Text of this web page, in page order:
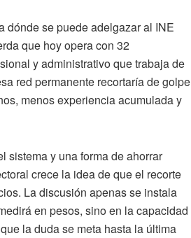
dónde se puede adelgazar al INE
que hoy opera con 32
y administrativo que trabaja de
red permanente recortaría de golpe
menos experiencia acumulada y
sistema y una forma de ahorrar
crece la idea de que el recorte
La discusión apenas se instala
en pesos, sino en la capacidad
la duda se meta hasta la última